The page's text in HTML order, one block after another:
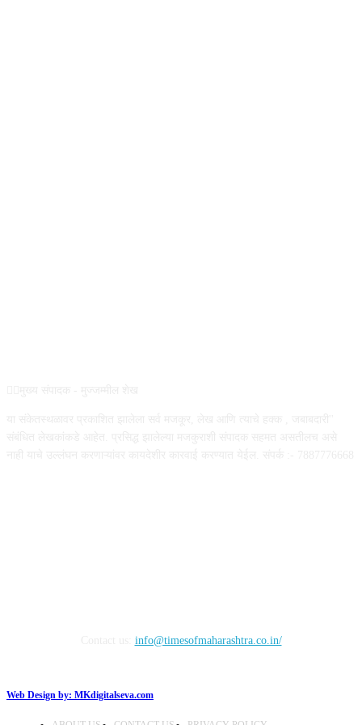
info@timesofmaharashtra.co.in/
Web Design by: MKdigitalseva.com